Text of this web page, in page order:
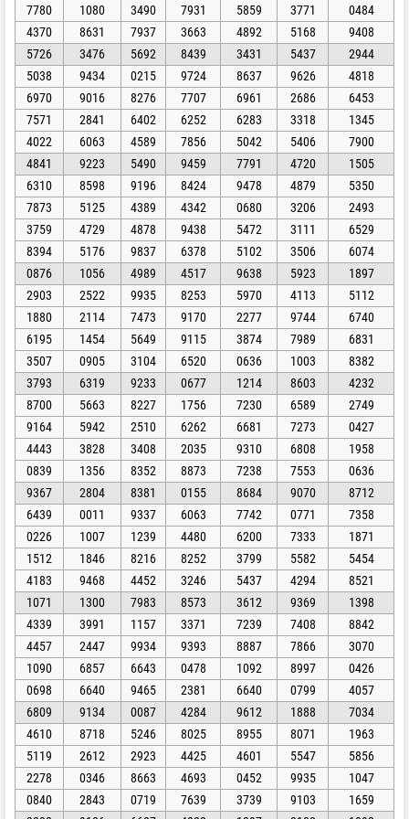
7780 1080 3490 7931 5859 3771
0484
4370
8631 7937 3663 4892 5168
9408
5726
3476 5692 8439 3431 5437
2944
5038
9434 0215 9724 8637 9626
4818
6970
9016 8276 7707 6961 2686
6453
7571
2841 6402 6252 6283 3318
1345
4022
6063 4589 7856 5042 5406
7900
4841
9223 5490 9459 7791 4720
1505
6310
8598 9196 8424 9478 4879
5350
7873
5125 4389 4342 0680 3206
2493
3759
4729 4878 9438 5472 3111
6529
8394
5176 9837 6378 5102 3506
6074
0876
1056 4989 4517 9638 5923
1897
2903
2522 9935 8253 5970 4113
5112
1880
2114 7473 9170 2277 9744
6740
6195
1454 5649 9115 3874 7989
6831
3507
0905 3104 6520 0636 1003
8382
3793
6319 9233 0677 1214 8603
4232
8700
5663 8227 1756 7230 6589
2749
9164
5942 2510 6262 6681 7273
0427
4443
3828 3408 2035 9310 6808
1958
0839
1356 8352 8873 7238 7553
0636
9367
2804 8381 0155 8684 9070
8712
6439
0011 9337 6063 7742 0771
7358
0226
1007 1239 4480 6200 7333
1871
1512
1846 8216 8252 3799 5582
5454
4183
9468 4452 3246 5437 4294
8521
1071
1300 7983 8573 3612 9369
1398
4339
3991 1157 3371 7239 7408
8842
4457
2447 9934 9393 8887 7866
3070
1090
6857 6643 0478 1092 8997
0426
0698
6640 9465 2381 6640 0799
4057
6809
9134 0087 4284 9612 1888
7034
4610
8718 5246 8025 8955 8071
1963
5119
2612 2923 4425 4601 5547
5856
2278
0346 8663 4693 0452 9935
1047
0840
2843 0719 7639 3739 9103
1659